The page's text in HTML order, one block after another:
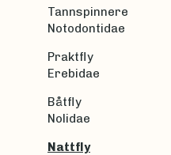
Tannspinnere
Notodontidae
Praktfly
Erebidae
Båtfly
Nolidae
Nattfly